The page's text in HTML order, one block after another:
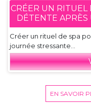
CRÉER UN RITUEL
DÉTENTE APRÈS
Créer un rituel de spa
journée stressante...
EN SAVOIR